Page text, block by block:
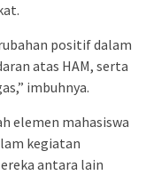
positif dalam
atas HAM, serta
imbuhnya.
elemen mahasiswa
kegiatan
antara lain